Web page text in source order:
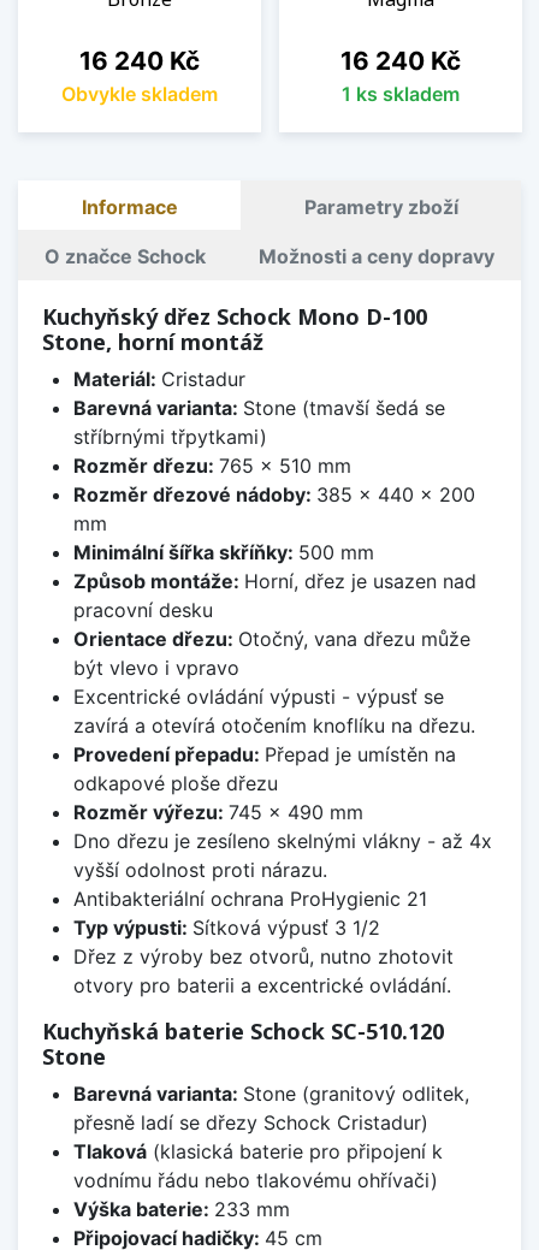
Cena
16 240 Kč
Obvykle skladem
Cena
16 240 Kč
1 ks skladem
Informace Parametry zboží
O značce Schock Možnosti a ceny dopravy
Kuchyňský dřez Schock Mono D-100
Stone, horní montáž
Materiál: Cristadur
Barevná varianta: Stone (tmavší šedá se
stříbrnými třpytkami)
Rozměr dřezu: 765 x 510 mm
Rozměr dřezové nádoby: 385 x 440 x 200
mm
Minimální šířka skříňky: 500 mm
Způsob montáže: Horní, dřez je usazen nad
pracovní desku
Orientace dřezu: Otočný, vana dřezu může
být vlevo i vpravo
Excentrické ovládání výpusti - výpusť se
zavírá a otevírá otočením knoflíku na dřezu.
Provedení přepadu: Přepad je umístěn na
odkapové ploše dřezu
Rozměr výřezu: 745 x 490 mm
Dno dřezu je zesíleno skelnými vlákny - až 4x
vyšší odolnost proti nárazu.
Antibakteriální ochrana ProHygienic 21
Typ výpusti: Sítková výpusť 3 1/2
Dřez z výroby bez otvorů, nutno zhotovit
otvory pro baterii a excentrické ovládání.
Kuchyňská baterie Schock SC-510.120
Stone
Barevná varianta: Stone (granitový odlitek,
přesně ladí se dřezy Schock Cristadur)
Tlaková(klasická baterie pro připojení k
vodnímu řádu nebo tlakovému ohřívači)
Výška baterie: 233 mm
Připojovací hadičky: 45 cm